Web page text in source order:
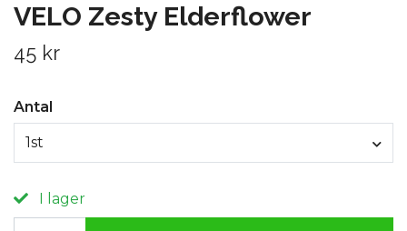
VELO Zesty Elderflower
45 kr
Antal
1st
I lager